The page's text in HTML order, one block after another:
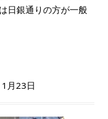
日銀通りの方が一般
月23日